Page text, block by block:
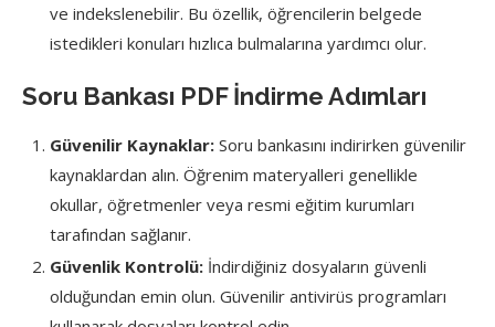
ve indekslenebilir. Bu özellik, öğrencilerin belgede
istedikleri konuları hızlıca bulmalarına yardımcı olur.
Soru Bankası PDF İndirme Adımları
Güvenilir Kaynaklar: Soru bankasını indirirken güvenilir
kaynaklardan alın. Öğrenim materyalleri genellikle
okullar, öğretmenler veya resmi eğitim kurumları
tarafından sağlanır.
Güvenlik Kontrolü: İndirdiğiniz dosyaların güvenli
olduğundan emin olun. Güvenilir antivirüs programları